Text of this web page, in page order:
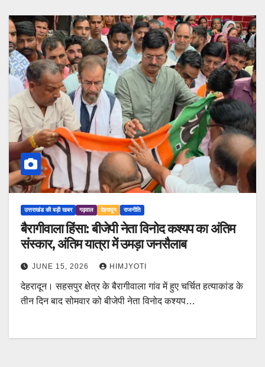
उत्तराखंड की बड़ी खबर गढ़वाल देहरादून राजनीति
बैरागीवाला हिंसा: बीजेपी नेता विनोद कश्यप का अंतिम
संस्कार, अंतिम यात्रा में उमड़ा जनसैलाब
JUNE 15, 2026 HIMJYOTI
देहरादून। सहसपुर क्षेत्र के बैरागीवाला गांव में हुए चर्चित हत्याकांड के
तीन दिन बाद सोमवार को बीजेपी नेता विनोद कश्यप…